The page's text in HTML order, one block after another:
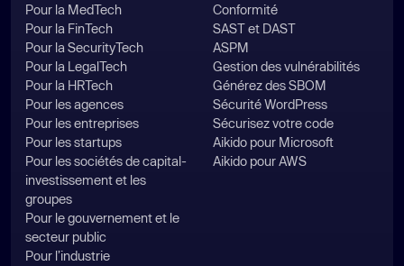
Pour la MedTech
Pour la FinTech
Pour la SecurityTech
Pour la LegalTech
Pour la HRTech
Pour les agences
Pour les entreprises
Pour les startups
Pour les sociétés de capital-
investissement et les
groupes
Pour le gouvernement et le
secteur public
Pour l’industrie
Conformité
SAST et DAST
ASPM
Gestion des vulnérabilités
Générez des SBOM
Sécurité WordPress
Sécurisez votre code
Aikido pour Microsoft
Aikido pour AWS